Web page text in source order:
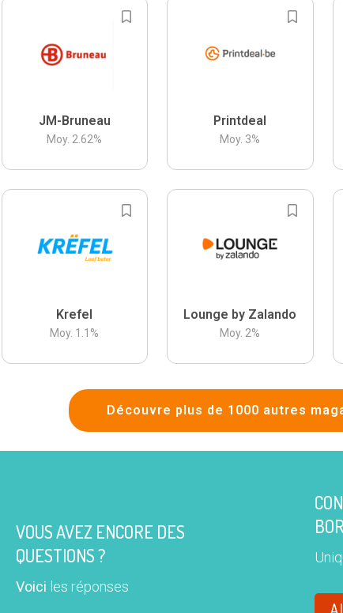
JM-Bruneau
Moy. 2.62%
Printdeal
Moy. 3%
Krefel
Moy. 1.1 %
Lounge by Zalando
Moy. 2%
Découvre plus de 1000 autres
VOUS AVEZ ENCORE DES
QUESTIONS ?
Voici les réponses